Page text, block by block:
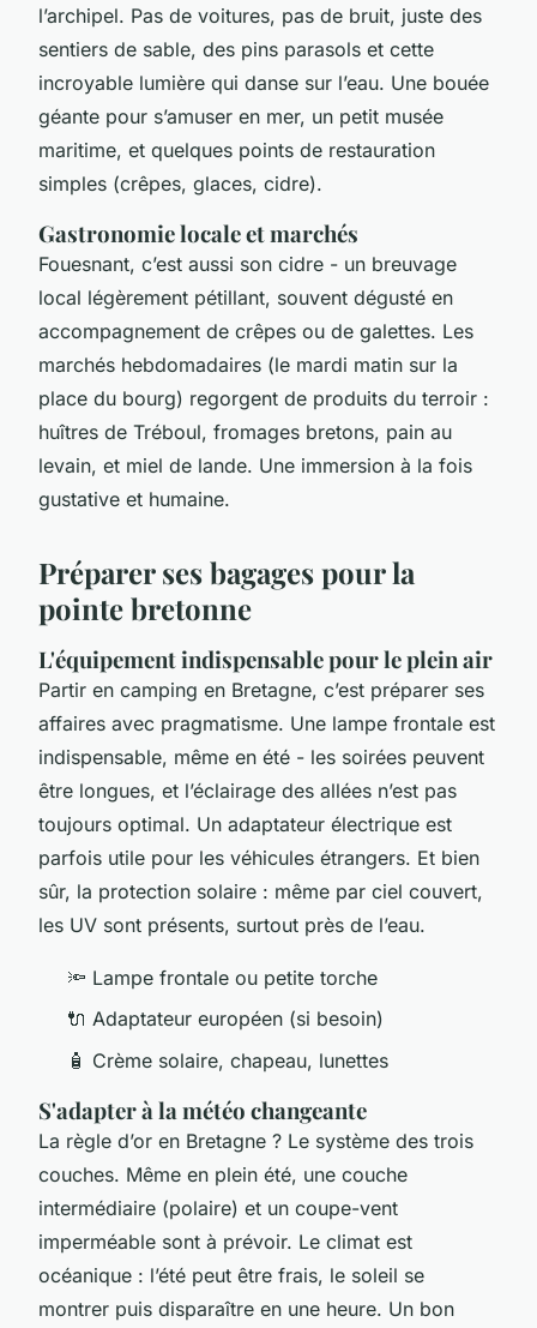
l’archipel. Pas de voitures, pas de bruit, juste des
sentiers de sable, des pins parasols et cette
incroyable lumière qui danse sur l’eau. Une bouée
géante pour s’amuser en mer, un petit musée
maritime, et quelques points de restauration
simples (crêpes, glaces, cidre).
Gastronomie locale et marchés
Fouesnant, c’est aussi son cidre - un breuvage
local légèrement pétillant, souvent dégusté en
accompagnement de crêpes ou de galettes. Les
marchés hebdomadaires (le mardi matin sur la
place du bourg) regorgent de produits du terroir :
huîtres de Tréboul, fromages bretons, pain au
levain, et miel de lande. Une immersion à la fois
gustative et humaine.
Préparer ses bagages pour la
pointe bretonne
L'équipement indispensable pour le plein air
Partir en camping en Bretagne, c’est préparer ses
affaires avec pragmatisme. Une lampe frontale est
indispensable, même en été - les soirées peuvent
être longues, et l’éclairage des allées n’est pas
toujours optimal. Un adaptateur électrique est
parfois utile pour les véhicules étrangers. Et bien
sûr, la protection solaire : même par ciel couvert,
les UV sont présents, surtout près de l’eau.
🔦 Lampe frontale ou petite torche
🔌 Adaptateur européen (si besoin)
🧴 Crème solaire, chapeau, lunettes
S'adapter à la météo changeante
La règle d’or en Bretagne ? Le système des trois
couches. Même en plein été, une couche
intermédiaire (polaire) et un coupe-vent
imperméable sont à prévoir. Le climat est
océanique : l’été peut être frais, le soleil se
montrer puis disparaître en une heure. Un bon